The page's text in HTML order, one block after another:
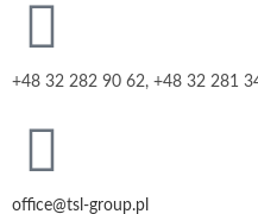
+48 32 282 90 62, +48 32 281
office@tsl-group.pl